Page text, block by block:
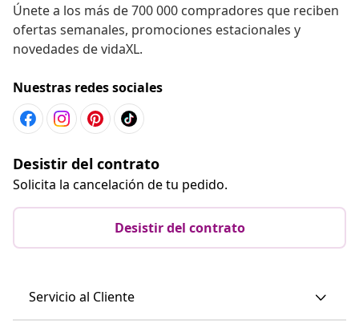
Únete a los más de 700 000 compradores que reciben
ofertas semanales, promociones estacionales y
novedades de vidaXL.
Nuestras redes sociales
Desistir del contrato
Solicita la cancelación de tu pedido.
Desistir del contrato
Servicio al Cliente